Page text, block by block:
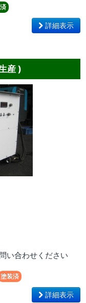
詳細表示
産 )
い合わせください
塗装済
詳細表示